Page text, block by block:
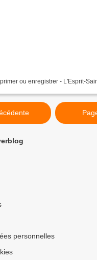
ou enregistrer - L'Esprit-
personnelles